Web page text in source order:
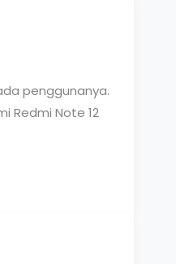
penggunanya.
Redmi Note 12